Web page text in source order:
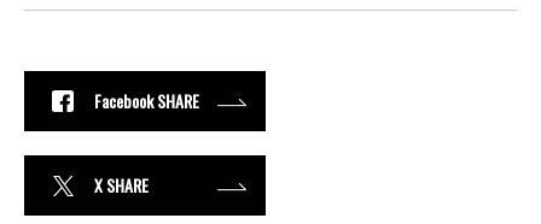
Facebook SHARE
X SHARE